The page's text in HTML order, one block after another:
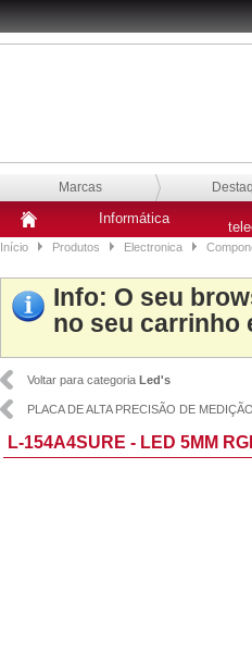
Marcas
Informática
Início Produtos Electronica
Info: O seu
no seu carrinho
Voltar para categoria Led's
PLACA DE ALTA PRECISÃO DE
L-154A4SURE - LED 5MM